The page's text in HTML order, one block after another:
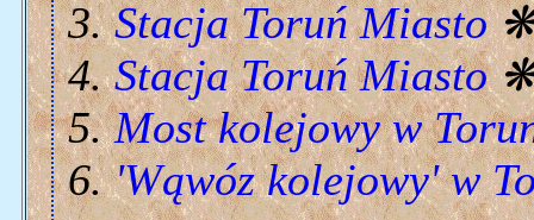
Stacja Toruń Miasto
Stacja Toruń Miasto
Most kolejowy w
'Wąwóz kolejowy' w